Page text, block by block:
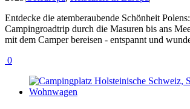
Entdecke die atemberaubende Schönheit
Campingroadtrip durch die Masuren bis ans
mit dem Camper bereisen - entspannt und
0